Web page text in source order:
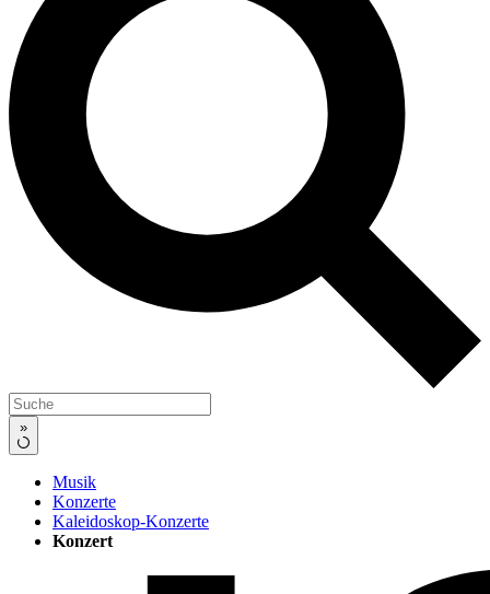
»
Musik
Konzerte
Kaleidoskop-Konzerte
Konzert